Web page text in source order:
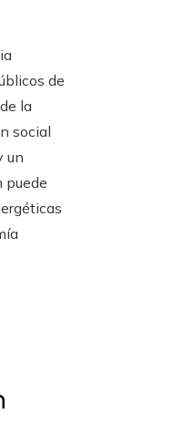
de
la
social
un
puede